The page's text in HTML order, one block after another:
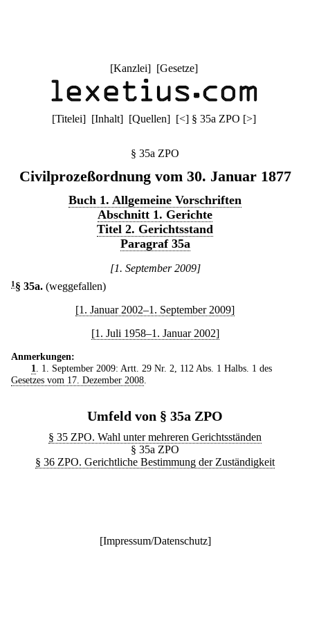
[Kanzlei] [Gesetze]
[Titelei] [Inhalt] [Quellen] [<] § 35a ZPO [>]
§ 35a ZPO
Civilprozeßordnung vom 30. Januar 1877
Buch 1. Allgemeine Vorschriften
Abschnitt 1. Gerichte
Titel 2. Gerichtsstand
Paragraf 35a
[1. September 2009]
1 § 35a. (weggefallen)
[1. Januar 2002–1. September 2009]
[1. Juli 1958–1. Januar 2002]
Anmerkungen:
1
. 1. September 2009: Artt. 29 Nr. 2, 112 Abs. 1 Halbs. 1 des
Gesetzes vom 17. Dezember 2008
Umfeld von § 35a ZPO
§ 35 ZPO. Wahl unter mehreren Gerichtsständen
§ 35a ZPO
§ 36 ZPO. Gerichtliche Bestimmung der Zuständigkeit
[Impressum/Datenschutz]